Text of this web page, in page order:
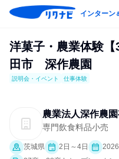
インターン
洋菓子・農業体験
田市 深作農園
説明会・イベント 仕事体験
農業法人深作農
専門飲食料品小売
茨城県 2日～4日